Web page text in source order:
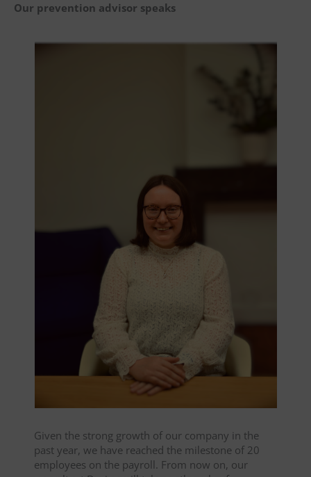
Our prevention advisor speaks
Given the strong growth of our company in the
past year, we have reached the milestone of 20
employees on the payroll. From now on, our